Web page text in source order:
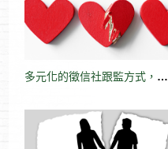
多元化的徵信社跟監方式，都是為了協助外遇的受害者